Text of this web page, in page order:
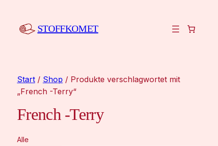
STOFFKOMET
Start/ Shop / Produkte verschlagwortet mit
„French -Terry“
French -Terry
Alle